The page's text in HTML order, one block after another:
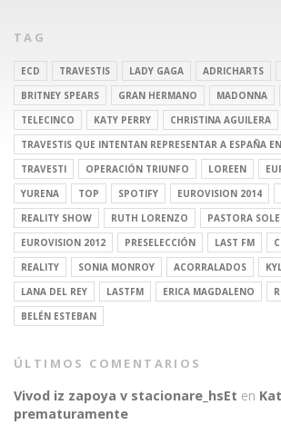
TAG
ECD TRAVESTIS LADY GAGA ADRICHARTS
BRITNEY SPEARS
GRAN HERMANO MADONNA
TELECINCO
KATY PERRY CHRISTINA AGUILERA
TRAVESTIS QUE INTENTAN REPRESENTAR A ESPAÑA
TRAVESTI
OPERACIÓN TRIUNFO LOREEN
YURENA
TOP SPOTIFY EUROVISION 2014
REALITY SHOW
RUTH LORENZO
PASTORA
EUROVISION 2012
PRESELECCIÓN LAST FM
REALITY
SONIA MONROY ACORRALADOS
LANA DEL REY
LASTFM ERICA MAGDALENO
BELÉN ESTEBAN
ÚLTIMOS COMENTARIOS
Vivod iz zapoya v stacionare_hsEt en
prematuramente